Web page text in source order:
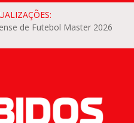
de Futebol Master 2026